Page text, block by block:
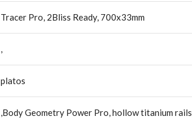
Tracer Pro, 2Bliss Ready, 700x33mm
,
platos
,Body Geometry Power Pro, hollow titanium rails